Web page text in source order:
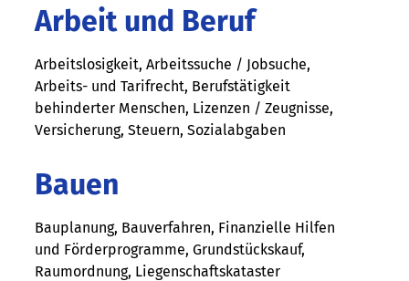
Arbeit und Beruf
Arbeitslosigkeit, Arbeitssuche / Jobsuche,
Arbeits- und Tarifrecht, Berufstätigkeit
behinderter Menschen, Lizenzen / Zeugnisse,
Versicherung, Steuern, Sozialabgaben
Bauen
Bauplanung, Bauverfahren, Finanzielle Hilfen
und Förderprogramme, Grundstückskauf,
Raumordnung, Liegenschaftskataster